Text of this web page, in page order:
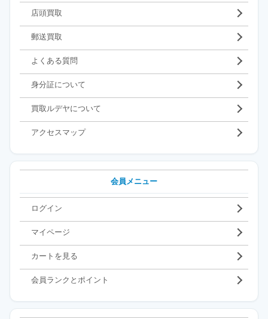
店頭買取
郵送買取
よくある質問
身分証について
買取ルデヤについて
アクセスマップ
会員メニュー
ログイン
マイページ
カートを見る
会員ランクとポイント